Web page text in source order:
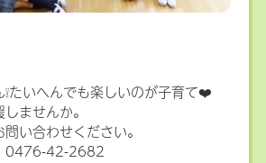
たいへんでも楽しいのが子育て❤️
ませんか。
い合わせください。
0476-42-2682